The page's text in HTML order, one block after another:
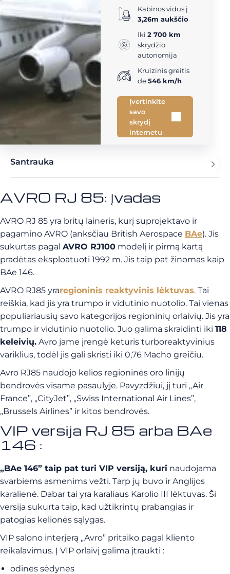
Kabinos vidus į
3,26m aukščio
Iki 2 700 km
skrydžio
autonomija
Kruizinis greitis
de546 km/h
Įvertinkite
savo
skrydį
internetu
Santrauka
AVRO RJ 85: Įvadas
AVRO RJ 85 yra britų laineris, kurį suprojektavo ir
pagamino AVRO (anksčiau British Aerospace BAe). Jis
sukurtas pagal AVRO RJ100 modelį ir pirmą kartą
pradėtas eksploatuoti 1992 m. Jis taip pat žinomas kaip
BAe 146.
AVRO RJ85 yraregioninis reaktyvinis lėktuvas. Tai
reiškia, kad jis yra trumpo ir vidutinio nuotolio. Tai vienas
populiariausių savo kategorijos regioninių orlaivių. Jis yra
trumpo ir vidutinio nuotolio. Juo galima skraidinti iki 118
keleivių. Avro jame įrengė keturis turboreaktyvinius
variklius, todėl jis gali skristi iki 0,76 Macho greičiu.
Avro RJ85 naudojo kelios regioninės oro linijų
bendrovės visame pasaulyje. Pavyzdžiui, jį turi „Air
France”, „CityJet”, „Swiss International Air Lines”,
„Brussels Airlines” ir kitos bendrovės.
VIP versija RJ 85 arba BAe
146 :
„BAe 146” taip pat turi VIP versiją, kuri naudojama
svarbiems asmenims vežti. Tarp jų buvo ir Anglijos
karalienė. Dabar tai yra karaliaus Karolio III lėktuvas. Ši
versija sukurta taip, kad užtikrintų prabangias ir
patogias kelionės sąlygas.
VIP salono interjerą „Avro” pritaiko pagal kliento
reikalavimus. Į VIP orlaivį galima įtraukti :
odines sėdynes